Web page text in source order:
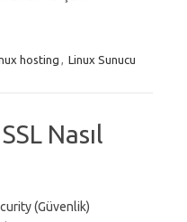
hosting , Linux Sunucu
Nasıl
(Güvenlik)